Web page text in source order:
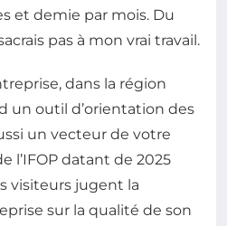
et demie par mois. Du
pas à mon vrai travail.
dans la région
un outil d’orientation des
un vecteur de votre
l’IFOP datant de 2025
visiteurs jugent la
sur la qualité de son